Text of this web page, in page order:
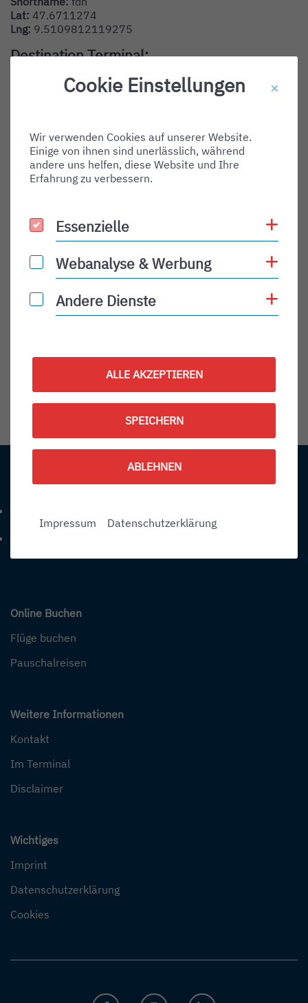
Lat: 47.6711274
Lng: 9.5109812119275
Destination Terminal:
Destination Gate:
Shortname:
Type:
arrival
PLN
Status Description:
Checkin:
Codeshare:
Kontakt
Telefonnummer: 4 9 0 7 5 4 1 2 8 4 0
Online Buchen
Flüge buchen
Pauschalreisen
Weitere Informationen
Kontakt
Im Terminal
Disclaimer
Wichtiges
Imprint
Datenschutzerklärung
Cookies
Cookie Einstellungen
Wir verwenden Cookies auf unserer Website.
Einige von ihnen sind unerlässlich, während
andere uns helfen, diese Website und Ihre
Erfahrung zu verbessern.
Essenzielle
Essenzielle
Webanalyse & Werbung
Webanalyse & Werbung
Andere Dienste
Andere Dienste
ALLE AKZEPTIEREN
SPEICHERN
ABLEHNEN
Impressum Datenschutzerklärung